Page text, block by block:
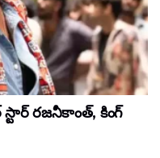
రజనీకాంత్, కింగ్